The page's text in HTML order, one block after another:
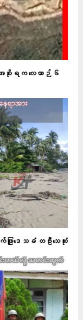
းရက လေယာဉ် ၆
ဖြူဒေသခံ တဦးသေဆုံး